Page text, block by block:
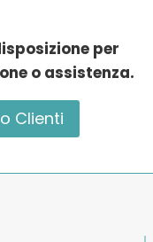
per
o assistenza.
Clienti